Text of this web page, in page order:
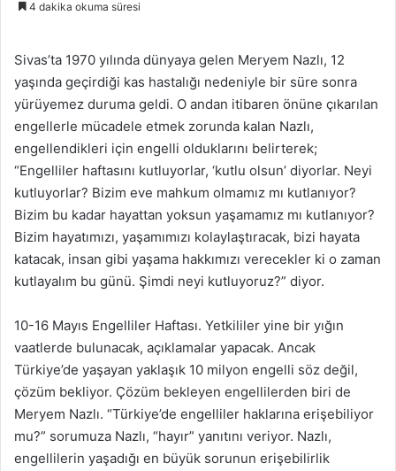
4 dakika okuma süresi
Sivas’ta 1970 yılında dünyaya gelen Meryem Nazlı, 12
yaşında geçirdiği kas hastalığı nedeniyle bir süre sonra
yürüyemez duruma geldi. O andan itibaren önüne çıkarılan
engellerle mücadele etmek zorunda kalan Nazlı,
engellendikleri için engelli olduklarını belirterek;
“Engelliler haftasını kutluyorlar, ‘kutlu olsun’ diyorlar. Neyi
kutluyorlar? Bizim eve mahkum olmamız mı kutlanıyor?
Bizim bu kadar hayattan yoksun yaşamamız mı kutlanıyor?
Bizim hayatımızı, yaşamımızı kolaylaştıracak, bizi hayata
katacak, insan gibi yaşama hakkımızı verecekler ki o zaman
kutlayalım bu günü. Şimdi neyi kutluyoruz?” diyor.
10-16 Mayıs Engelliler Haftası. Yetkililer yine bir yığın
vaatlerde bulunacak, açıklamalar yapacak. Ancak
Türkiye’de yaşayan yaklaşık 10 milyon engelli söz değil,
çözüm bekliyor. Çözüm bekleyen engellilerden biri de
Meryem Nazlı. “Türkiye’de engelliler haklarına erişebiliyor
mu?” sorumuza Nazlı, “hayır” yanıtını veriyor. Nazlı,
engellilerin yaşadığı en büyük sorunun erişebilirlik